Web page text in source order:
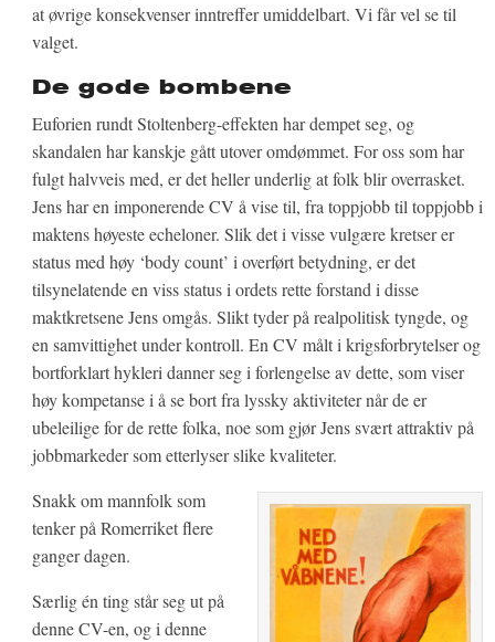
at øvrige konsekvenser inntreffer umiddelbart. Vi får vel se til
valget.
De gode bombene
Euforien rundt Stoltenberg-effekten har dempet seg, og
skandalen har kanskje gått utover omdømmet. For oss som har
fulgt halvveis med, er det heller underlig at folk blir overrasket.
Jens har en imponerende CV å vise til, fra toppjobb til toppjobb i
maktens høyeste echeloner. Slik det i visse vulgære kretser er
status med høy ‘body count’ i overført betydning, er det
tilsynelatende en viss status i ordets rette forstand i disse
maktkretsene Jens omgås. Slikt tyder på realpolitisk tyngde, og
en samvittighet under kontroll. En CV målt i krigsforbrytelser og
bortforklart hykleri danner seg i forlengelse av dette, som viser
høy kompetanse i å se bort fra lyssky aktiviteter når de er
ubeleilige for de rette folka, noe som gjør Jens svært attraktiv på
jobbmarkeder som etterlyser slike kvaliteter.
Snakk om mannfolk som
tenker på Romerriket flere
ganger dagen.
Særlig én ting står seg ut på
denne CV-en, og i denne